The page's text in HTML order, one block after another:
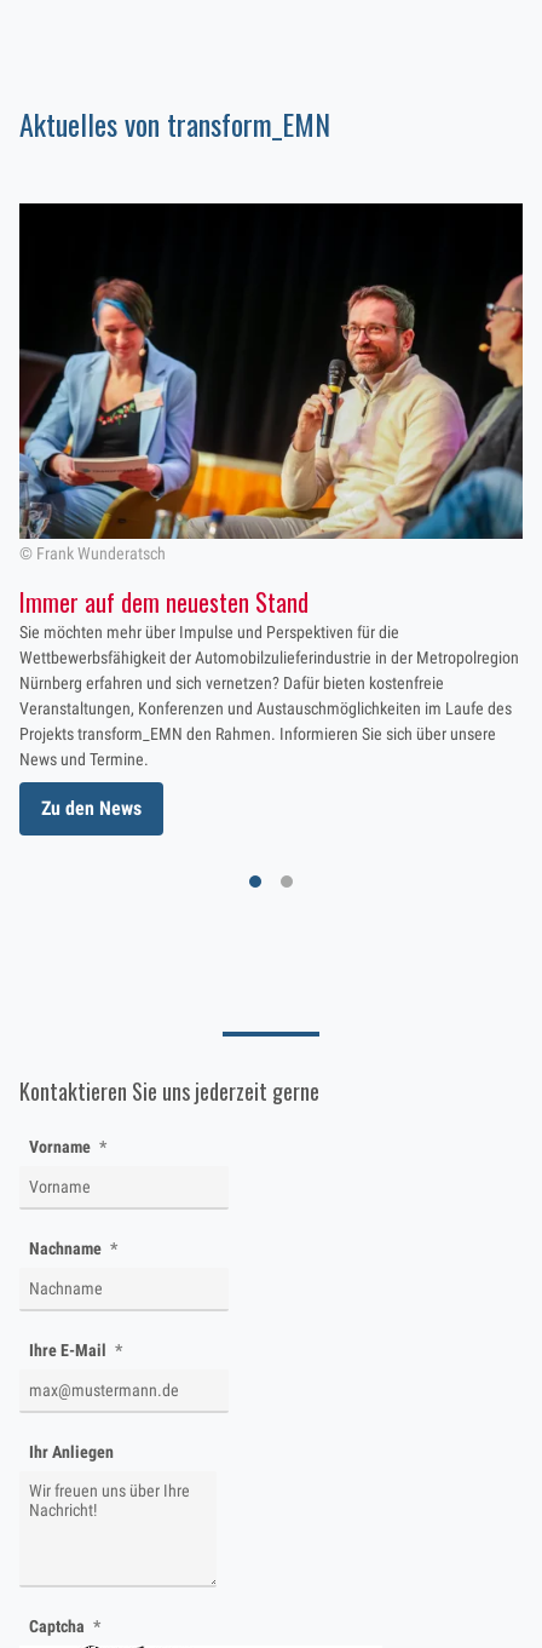
Aktuelles von transform_EMN
© Frank Wunderatsch
Immer auf dem neuesten Stand
Sie möchten mehr über Impulse und Perspektiven für die
Wettbewerbsfähigkeit der Automobilzulieferindustrie in der Metropolregion
Nürnberg erfahren und sich vernetzen? Dafür bieten kostenfreie
Veranstaltungen, Konferenzen und Austauschmöglichkeiten im Laufe des
Projekts transform_EMN den Rahmen. Informieren Sie sich über unsere
News und Termine.
Zu den News
Kontaktieren Sie uns jederzeit gerne
Vorname
Nachname
Ihre E-Mail
Ihr Anliegen
Captcha